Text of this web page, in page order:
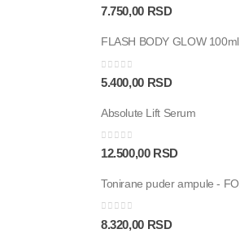
0out of 5
7.750,00 RSD
FLASH BODY GLOW 100ml
0out of 5
5.400,00 RSD
Absolute Lift Serum
0out of 5
12.500,00 RSD
0out of 5
8.320,00 RSD